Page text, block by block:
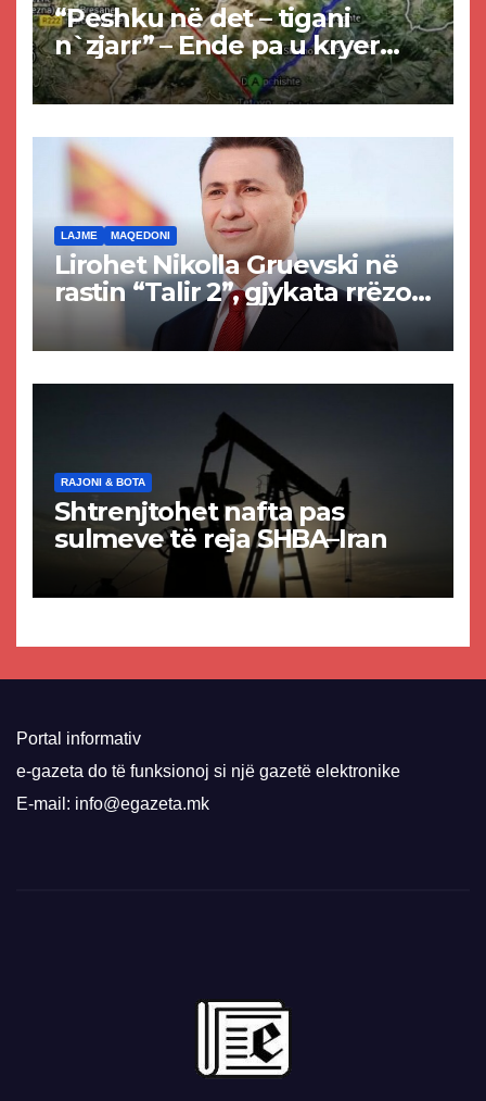
“Peshku në det – tigani
n`zjarr” – Ende pa u kryer
projekti i tunelit, komuna e
Tetovës nis punimet për
LAJME MAQEDONI
Lirohet Nikolla Gruevski në
rastin “Talir 2”, gjykata rrëzon
akuzat për ndërtimin e
paligjshëm të selisë së
RAJONI & BOTA
Shtrenjtohet nafta pas
sulmeve të reja SHBA–Iran
Portal informativ
e-gazeta do të funksionoj si një gazetë elektronike
E-mail: info@egazeta.mk